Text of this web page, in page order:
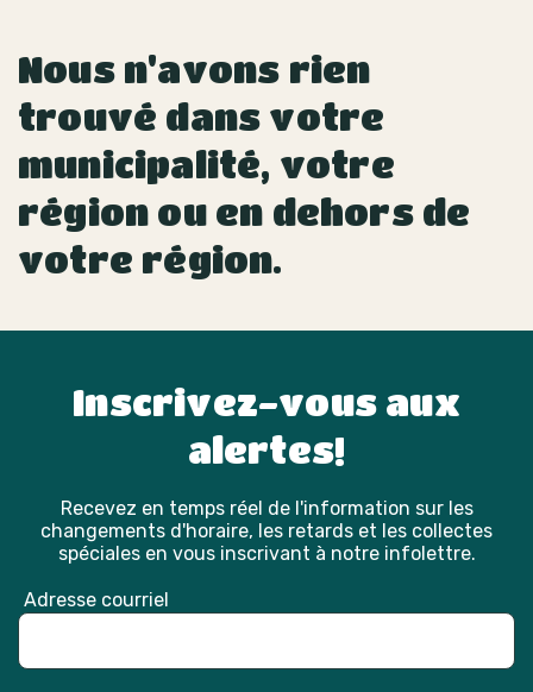
Nous n'avons rien
trouvé dans votre
municipalité, votre
région ou en dehors de
votre région.
Inscrivez-vous aux
alertes!
Recevez en temps réel de l'information sur les
changements d'horaire, les retards et les collectes
spéciales en vous inscrivant à notre infolettre.
Adresse courriel